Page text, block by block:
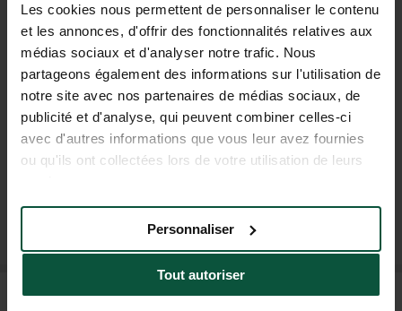
Les cookies nous permettent de personnaliser le contenu
et les annonces, d'offrir des fonctionnalités relatives aux
médias sociaux et d'analyser notre trafic. Nous
partageons également des informations sur l'utilisation de
notre site avec nos partenaires de médias sociaux, de
publicité et d'analyse, qui peuvent combiner celles-ci
avec d'autres informations que vous leur avez fournies
ou qu'ils ont collectées lors de votre utilisation de leurs
Tout autoriser
Personnaliser
REJOIGNEZ NOTRE
COMMUNAUTÉ
Pour être les premiers informés des actus et des
offres promotionnelles d'Huttopia !
FAQ